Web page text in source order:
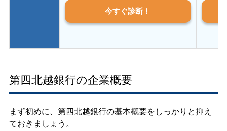
今すぐ診断！
第四北越銀行の企業概要
まず初めに、第四北越銀行の基本概要をしっかりと抑え
ておきましょう。